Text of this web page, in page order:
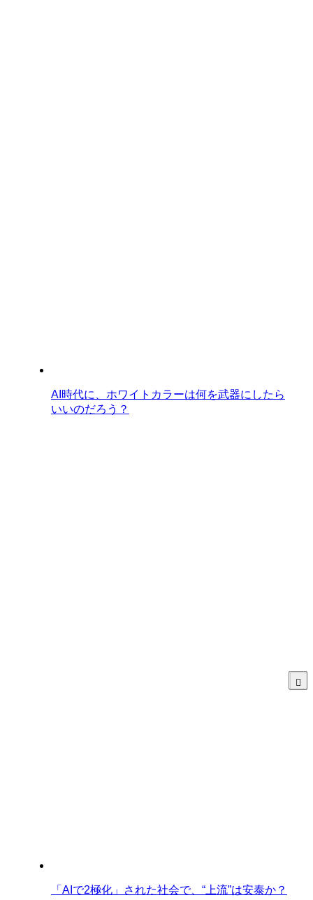
AI時代に、ホワイトカラーは何を武器にしたら
いいのだろう？
「AIで2極化」された社会で、“上流”は安泰か？